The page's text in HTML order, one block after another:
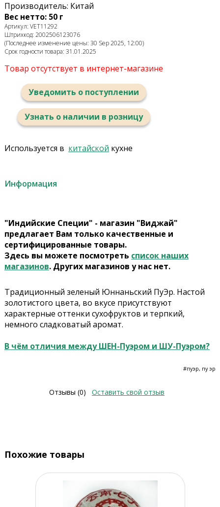
Производитель: Китай
Вес нетто: 50 г
Артикул: VET11292
Штрихкод: 2002506123076
(Последнее изменение цены: 30 Sep 2025, 12:00)
Срок годности товара: 31.01.2025
Товар отсутствует в интернет-магазине
Уведомить о поступлении
Узнать о наличии в розницу
Используется в китайской кухне
Информация
"Индийские Специи" - магазин "Виджай"
предлагает Вам только качественные и
сертифицированные товары.
Здесь вы можете посмотреть список наших
магазинов. Других магазинов у нас нет.
Традиционный зеленый Юннаньский ПуЭр. Настой
золотистого цвета, во вкусе присутствуют
характерные оттенки сухофруктов и терпкий,
немного сладковатый аромат.
В чём отличия между ШЕН-Пуэром и ШУ-Пуэром?
#пуэр, пу эр
Отзывы (0) Оставить свой отзыв
Похожие товары